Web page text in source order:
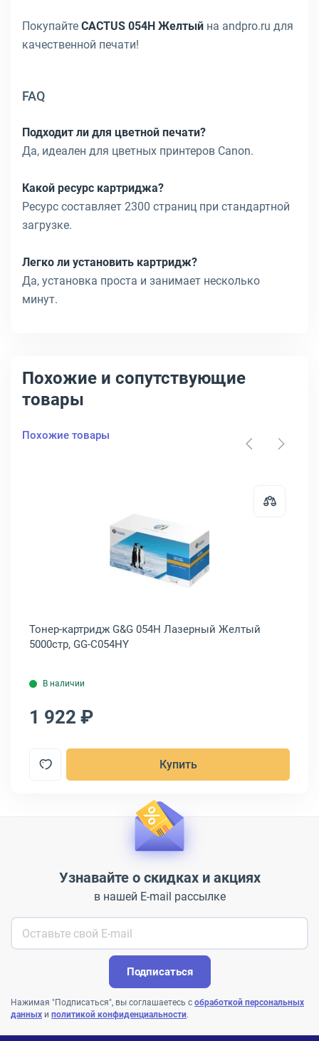
Покупайте CACTUS 054H Желтый на andpro.ru для
качественной печати!
FAQ
Подходит ли для цветной печати?
Да, идеален для цветных принтеров Canon.
Какой ресурс картриджа?
Ресурс составляет 2300 страниц при стандартной
загрузке.
Легко ли установить картридж?
Да, установка проста и занимает несколько
минут.
Похожие и сопутствующие
товары
Похожие товары
Canon 054H Лазерный Голубой 2300стр, 3027C002
Открыть товар: Тонер-картридж
Тонер-картридж G&G 054H Лазерный Желтый
5000стр, GG-C054HY
В наличии
1 922 ₽
Купить
Узнавайте о скидках и акциях
в нашей E-mail рассылке
Подписаться
Нажимая "Подписаться", вы соглашаетесь с обработкой персональных
данных и политикой конфиденциальности.